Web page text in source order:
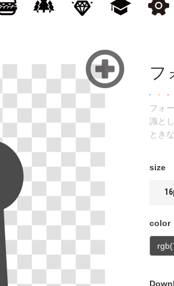
フ
フォ
識と
とき
size
color